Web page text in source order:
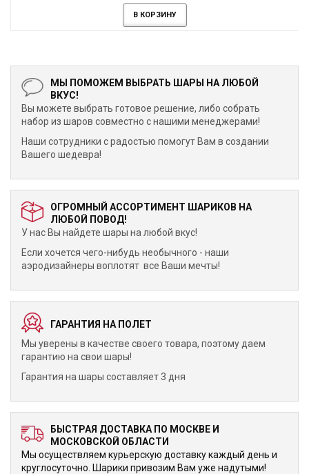
В КОРЗИНУ
МЫ ПОМОЖЕМ ВЫБРАТЬ ШАРЫ НА ЛЮБОЙ
ВКУС!
Вы можете выбрать готовое решение, либо собрать
набор из шаров совместно с нашими менеджерами!
Наши сотрудники с радостью помогут Вам в создании
Вашего шедевра!
ОГРОМНЫЙ АССОРТИМЕНТ ШАРИКОВ НА
ЛЮБОЙ ПОВОД!
У нас Вы найдете шары на любой вкус!
Если хочется чего-нибудь необычного - наши
аэродизайнеры воплотят все Ваши мечты!
ГАРАНТИЯ НА ПОЛЕТ
Мы уверены в качестве своего товара, поэтому даем
гарантию на свои шары!
Гарантия на шары составляет 3 дня
БЫСТРАЯ ДОСТАВКА ПО МОСКВЕ И
МОСКОВСКОЙ ОБЛАСТИ
Мы осуществляем курьерскую доставку каждый день и
круглосуточно. Шарики привозим Вам уже надутыми!